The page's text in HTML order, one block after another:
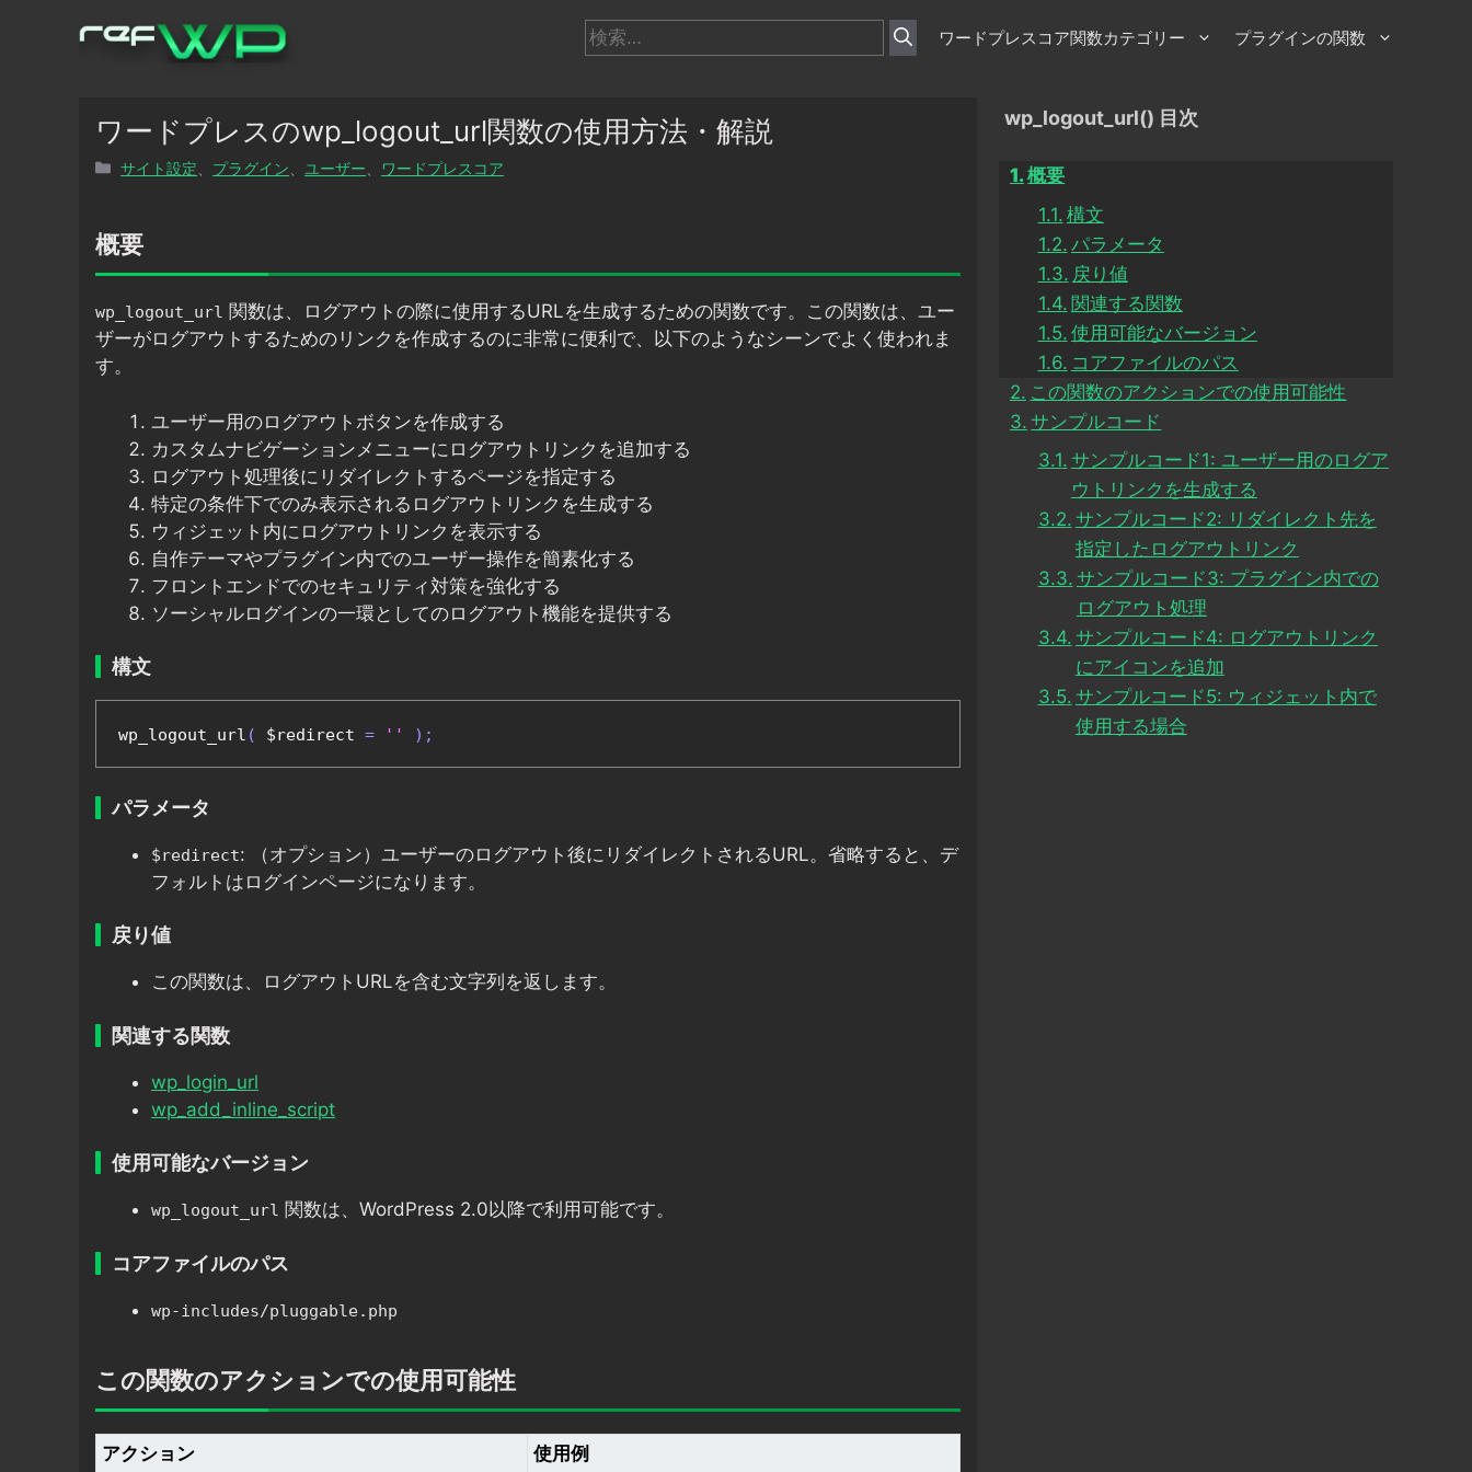
検
索:
ワードプレスコア関数カテゴリー プラグインの関数
ワードプレスのwp_logout_url関数の使用方法・解説
カ
リ
ー
サイト設定 プラグイン ユーザー ワードプレスコア
概要
wp_logout_url 関数は、ログアウトの際に使用するURLを生成するための関数です。この関数は、ユー
ザーがログアウトするためのリンクを作成するのに非常に便利で、以下のようなシーンでよく使われま
す。
ユーザー用のログアウトボタンを作成する
カスタムナビゲーションメニューにログアウトリンクを追加する
ログアウト処理後にリダイレクトするページを指定する
特定の条件下でのみ表示されるログアウトリンクを生成する
ウィジェット内にログアウトリンクを表示する
自作テーマやプラグイン内でのユーザー操作を簡素化する
フロントエンドでのセキュリティ対策を強化する
ソーシャルログインの一環としてのログアウト機能を提供する
構文
wp_logout_url ( $redirect = '' );
パラメータ
$redirect: （オプション）ユーザーのログアウト後にリダイレクトされるURL。省略すると、デ
フォルトはログインページになります。
戻り値
この関数は、ログアウトURLを含む文字列を返します。
関連する関数
wp_login_url
wp_add_inline_script
使用可能なバージョン
wp_logout_url 関数は、WordPress 2.0以降で利用可能です。
コアファイルのパス
wp-includes/pluggable.php
この関数のアクションでの使用可能性
アクション 使用例
wp_logout_url() 目次
概要
構文
パラメータ
戻り値
関連する関数
使用可能なバージョン
コアファイルのパス
この関数のアクションでの使用可能性
サンプルコード
サンプルコード1: ユーザー用のログア
ウトリンクを生成する
サンプルコード2: リダイレクト先を
指定したログアウトリンク
サンプルコード3: プラグイン内での
ログアウト処理
サンプルコード4: ログアウトリンク
にアイコンを追加
サンプルコード5: ウィジェット内で
使用する場合